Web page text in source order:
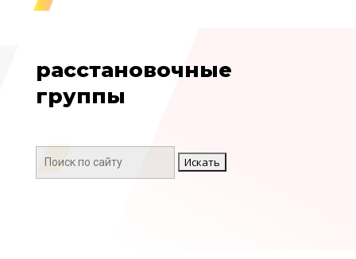
расстановочные
группы
Поиск: